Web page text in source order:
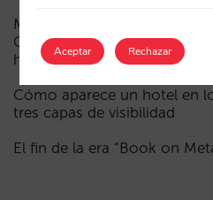
Madrid ante la Fórmula 1:
Catalunya y del GP de
hoteles
Cómo aparece un hotel en
tres capas de visibilidad
El fin de la era “Book on
Aceptar Rechazar